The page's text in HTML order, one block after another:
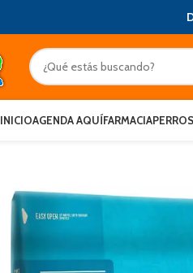
INICIOAGENDA AQUÍFARMACIAPERROS